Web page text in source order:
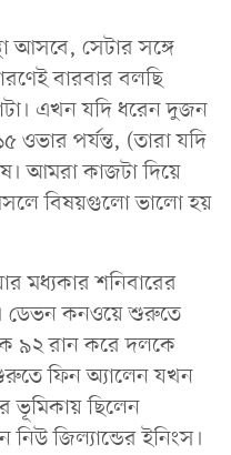
আসবে, সেটার সঙ্গে
বারবার বলছি
এখন যদি ধরেন দুজন
ওভার পর্যন্ত, (তারা যদি
আমরা কাজটা দিয়ে
বিষয়গুলো ভালো হয়
মধ্যকার শনিবারের
ডেভন কনওয়ে শুরুতে
৯২ রান করে দলকে
ফিন অ্যালেন যখন
ভূমিকায় ছিলেন
জিল্যান্ডের ইনিংস।